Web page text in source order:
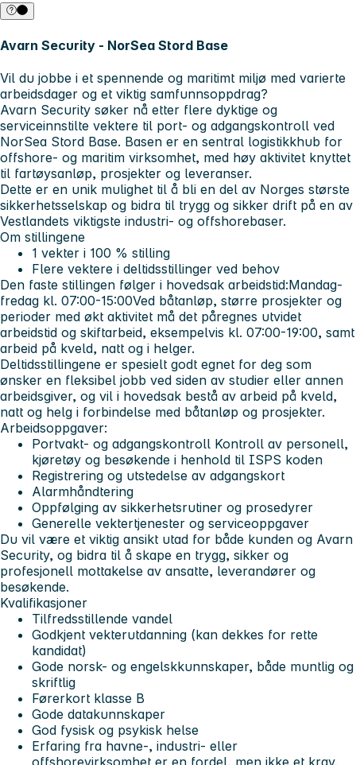
Avarn Security - NorSea Stord Base
Vil du jobbe i et spennende og maritimt miljø med varierte
arbeidsdager og et viktig samfunnsoppdrag?
Avarn Security søker nå etter flere dyktige og
serviceinnstilte vektere til port- og adgangskontroll ved
NorSea Stord Base. Basen er en sentral logistikkhub for
offshore- og maritim virksomhet, med høy aktivitet knyttet
til fartøysanløp, prosjekter og leveranser.
Dette er en unik mulighet til å bli en del av Norges største
sikkerhetsselskap og bidra til trygg og sikker drift på en av
Vestlandets viktigste industri- og offshorebaser.
Om stillingene
1 vekter i 100 % stilling
Flere vektere i deltidsstillinger ved behov
Den faste stillingen følger i hovedsak arbeidstid:Mandag-
fredag kl. 07:00-15:00Ved båtanløp, større prosjekter og
perioder med økt aktivitet må det påregnes utvidet
arbeidstid og skiftarbeid, eksempelvis kl. 07:00-19:00, samt
arbeid på kveld, natt og i helger.
Deltidsstillingene er spesielt godt egnet for deg som
ønsker en fleksibel jobb ved siden av studier eller annen
arbeidsgiver, og vil i hovedsak bestå av arbeid på kveld,
natt og helg i forbindelse med båtanløp og prosjekter.
Arbeidsoppgaver:
Portvakt- og adgangskontroll Kontroll av personell,
kjøretøy og besøkende i henhold til ISPS koden
Registrering og utstedelse av adgangskort
Alarmhåndtering
Oppfølging av sikkerhetsrutiner og prosedyrer
Generelle vektertjenester og serviceoppgaver
Du vil være et viktig ansikt utad for både kunden og Avarn
Security, og bidra til å skape en trygg, sikker og
profesjonell mottakelse av ansatte, leverandører og
besøkende.
Kvalifikasjoner
Tilfredsstillende vandel
Godkjent vekterutdanning (kan dekkes for rette
kandidat)
Gode norsk- og engelskkunnskaper, både muntlig og
skriftlig
Førerkort klasse B
Gode datakunnskaper
God fysisk og psykisk helse
Erfaring fra havne-, industri- eller
offshorevirksomhet er en fordel, men ikke et krav.